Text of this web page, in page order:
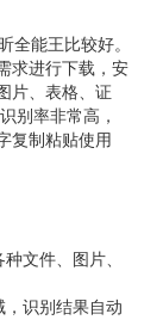
能王比较好。
求进行下载，安
片、表格、证
别率非常高，
复制粘贴使用
件、图片、
识别结果自动